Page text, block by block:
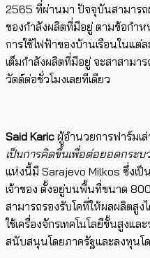
2565 ที่ผ่านมา ปัจจุบันสามารถ
ของกำลังผลิตที่มีอยู่ ​ตามข้อกำห
การใช้ไฟฟ้าของบ้านเรือนในแต่
เต็มกำลังผลิตที่มีอยู่ จะสาสามา
วัตต์ต่อชั่วโมงเลยทีเดียว
Said Karic ผู้อำนวยการฟาร์มเ
เป็นการคิดขึ้นเพื่อต่อยอดกระบ
แห่งนี้มี Sarajevo Milkos ซึ่งเ
เจ้าของ ตั้งอยู่บนพื้นที่ขนาด 800
สามารถรองรับโคที่ให้ผลผลิตสู
ใช้เครื่องจักรเทคโนโลยีขั้นสูงแ
สนับสนุนโดยภาครัฐและลงทุนโ